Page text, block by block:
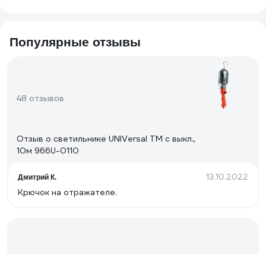
Популярные отзывы
48 отзывов
Отзыв о светильнике UNIVersal ТМ c выкл.,
10м 966U-0110
Дмитрий К. 13.10.2022
Крючок на отражателе.